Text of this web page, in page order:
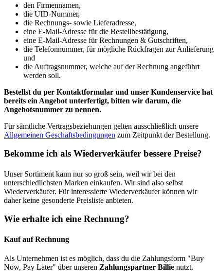
den Firmennamen,
die UID-Nummer,
die Rechnungs- sowie Lieferadresse,
eine E-Mail-Adresse für die Bestellbestätigung,
eine E-Mail-Adresse für Rechnungen & Gutschriften,
die Telefonnummer, für mögliche Rückfragen zur Anlieferung
und
die Auftragsnummer, welche auf der Rechnung angeführt
werden soll.
Bestellst du per Kontaktformular und unser Kundenservice hat
bereits ein Angebot unterfertigt, bitten wir darum, die
Angebotsnummer zu nennen.
Für sämtliche Vertragsbeziehungen gelten ausschließlich unsere
Allgemeinen Geschäftsbedingungen zum Zeitpunkt der Bestellung.
Bekomme ich als Wiederverkäufer bessere Preise?
Unser Sortiment kann nur so groß sein, weil wir bei den
unterschiedlichsten Marken einkaufen. Wir sind also selbst
Wiederverkäufer. Für interessierte Wiederverkäufer können wir
daher keine gesonderte Preisliste anbieten.
Wie erhalte ich eine Rechnung?
Kauf auf Rechnung
Als Unternehmen ist es möglich, dass du die Zahlungsform "Buy
Now, Pay Later" über unseren Zahlungspartner Billie nutzt.